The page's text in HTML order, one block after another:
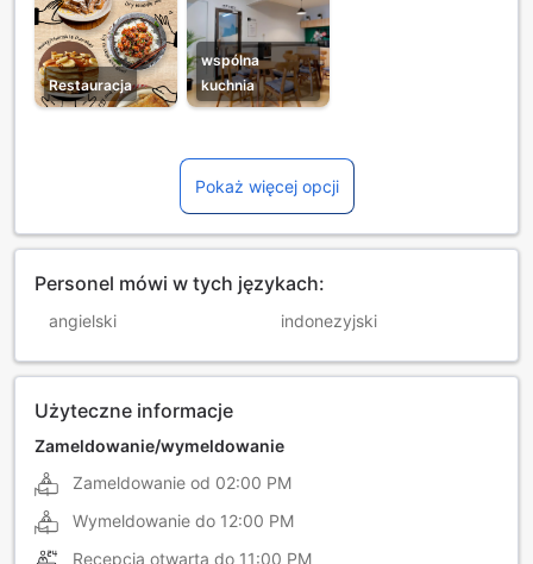
Restauracja
wspólna
kuchnia
Pokaż więcej opcji
Personel mówi w tych językach:
angielski indonezyjski
Użyteczne informacje
Zameldowanie/wymeldowanie
Zameldowanie od 02:00 PM
Wymeldowanie do 12:00 PM
Recepcja otwarta do 11:00 PM